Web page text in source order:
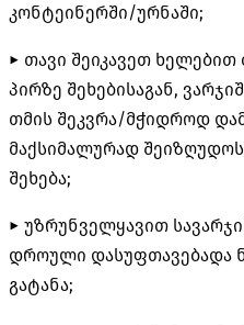
კონტეინერში/ურნაში;
► თავი შეიკავეთ
პირზე შეხებისაგან,
თმის შეკვრა/მჭიდროდ
მაქსიმალურად
შეხება;
► უზრუნველყავით
დროული დასუფთავებადა
გატანა;